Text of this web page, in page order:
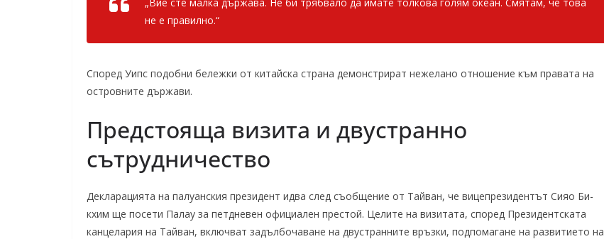
не е правилно.“
Според Уипс подобни бележки от китайска страна демонстрират нежелано отношение към правата на
островните държави.
Предстояща визита и двустранно
сътрудничество
Декларацията на палуанския президент идва след съобщение от Тайван, че вицепрезидентът Сияо Би-
кхим ще посети Палау за петдневен официален престой. Целите на визитата, според Президентската
канцелария на Тайван, включват задълбочаване на двустранните връзки, подпомагане на развитието на